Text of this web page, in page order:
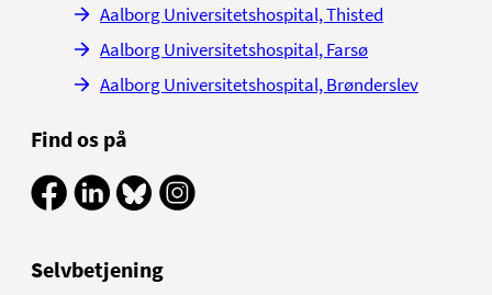
Aalborg Universitetshospital, Thisted
Aalborg Universitetshospital, Farsø
Aalborg Universitetshospital, Brønderslev
Find os på
Selvbetjening